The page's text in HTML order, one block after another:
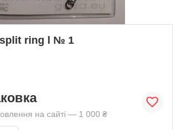
split ring l № 1
на сайті — 1 000 ₴